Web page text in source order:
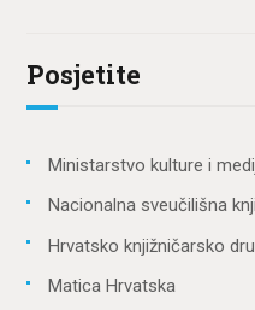
Posjetite
Ministarstvo kulture i
Nacionalna sveučilišna
Hrvatsko knjižničarsko
Matica Hrvatska